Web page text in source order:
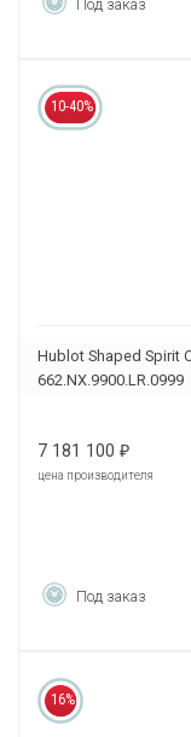
Под заказ
10-40%
Hublot Shaped Spirit
662.NX.9900.LR.0999
7 181 100 ₽
цена производителя
Под заказ
16%